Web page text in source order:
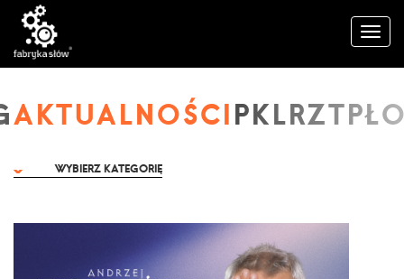
AKTUALNOŚCI
WYBIERZ KATEGORIĘ